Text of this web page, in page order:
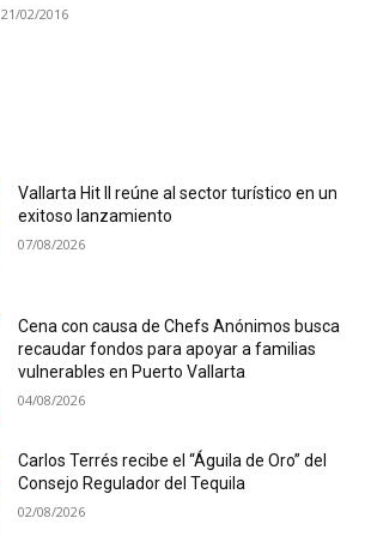
21/02/2016
Vallarta Hit II reúne al sector turístico en un
exitoso lanzamiento
07/08/2026
Cena con causa de Chefs Anónimos busca
recaudar fondos para apoyar a familias
vulnerables en Puerto Vallarta
04/08/2026
Carlos Terrés recibe el “Águila de Oro” del
Consejo Regulador del Tequila
02/08/2026